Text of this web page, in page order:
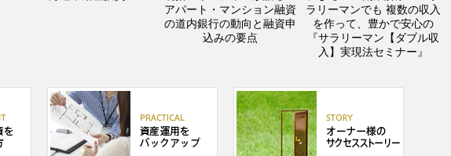
アパート・マンション融資
の道内銀行の動向と融資申
込みの要点
ラリーマンでも 複数の収入
を作って、豊かで安心の
『サラリーマン【ダブル収
入】実現法セミナー』